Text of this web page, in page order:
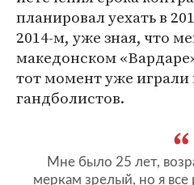
планировал уехать в
2014-м, уже зная, что
македонском
тот момент уже играли
гандболистов.
Мне было 25 лет,
меркам зрелый, но я все